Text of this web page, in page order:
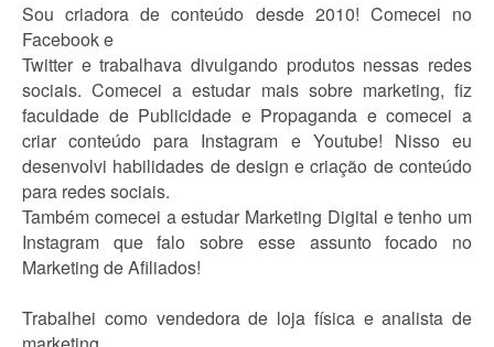
Sou criadora de conteúdo desde 2010! Comecei no
Facebook e
Twitter e trabalhava divulgando produtos nessas redes
sociais. Comecei a estudar mais sobre marketing, fiz
faculdade de Publicidade e Propaganda e comecei a
criar conteúdo para Instagram e Youtube! Nisso eu
desenvolvi habilidades de design e criação de conteúdo
para redes sociais.
Também comecei a estudar Marketing Digital e tenho um
Instagram que falo sobre esse assunto focado no
Marketing de Afiliados!
Trabalhei como vendedora de loja física e analista de